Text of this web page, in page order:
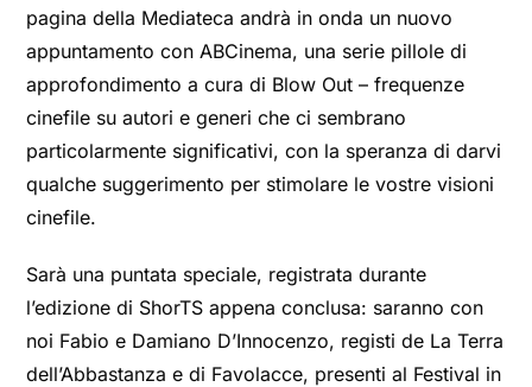
pagina della Mediateca andrà in onda un nuovo
appuntamento con ABCinema, una serie pillole di
approfondimento a cura di Blow Out – frequenze
cinefile su autori e generi che ci sembrano
particolarmente significativi, con la speranza di darvi
qualche suggerimento per stimolare le vostre visioni
cinefile.
Sarà una puntata speciale, registrata durante
l’edizione di ShorTS appena conclusa: saranno con
noi Fabio e Damiano D’Innocenzo, registi de La Terra
dell’Abbastanza e di Favolacce, presenti al Festival in